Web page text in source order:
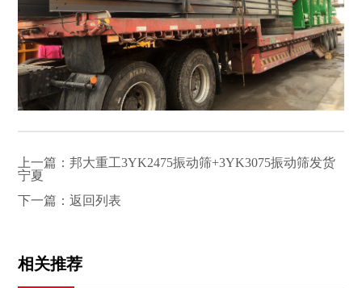
上一篇：邦大重工3YK2475振动筛+3YK3075振动筛发货
宁夏
下一篇：返回列表
相关推荐